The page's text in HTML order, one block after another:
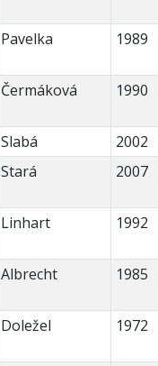
Pavelka 1989
Čermáková 1990
Slabá
2002
Stará 2007
Linhart 1992
Albrecht 1985
Doležel 1972